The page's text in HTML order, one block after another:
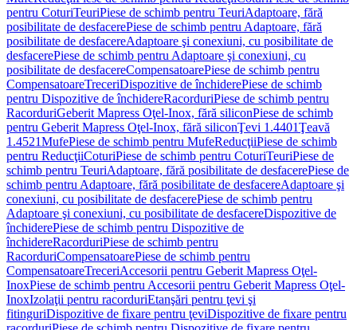
pentru CoturiTeuriPiese de schimb pentru TeuriAdaptoare, fără
posibilitate de desfacerePiese de schimb pentru Adaptoare, fără
posibilitate de desfacereAdaptoare şi conexiuni, cu posibilitate de
desfacerePiese de schimb pentru Adaptoare şi conexiuni, cu
posibilitate de desfacereCompensatoarePiese de schimb pentru
CompensatoareTreceriDispozitive de închiderePiese de schimb
pentru Dispozitive de închidereRacorduriPiese de schimb pentru
RacorduriGeberit Mapress Oţel-Inox, fără siliconPiese de schimb
pentru Geberit Mapress Oţel-Inox, fără siliconŢevi 1.4401Ţeavă
1.4521MufePiese de schimb pentru MufeReducţiiPiese de schimb
pentru ReducţiiCoturiPiese de schimb pentru CoturiTeuriPiese de
schimb pentru TeuriAdaptoare, fără posibilitate de desfacerePiese de
schimb pentru Adaptoare, fără posibilitate de desfacereAdaptoare şi
conexiuni, cu posibilitate de desfacerePiese de schimb pentru
Adaptoare şi conexiuni, cu posibilitate de desfacereDispozitive de
închiderePiese de schimb pentru Dispozitive de
închidereRacorduriPiese de schimb pentru
RacorduriCompensatoarePiese de schimb pentru
CompensatoareTreceriAccesorii pentru Geberit Mapress Oţel-
InoxPiese de schimb pentru Accesorii pentru Geberit Mapress Oţel-
InoxIzolaţii pentru racorduriEtanşări pentru ţevi şi
fitinguriDispozitive de fixare pentru ţeviDispozitive de fixare pentru